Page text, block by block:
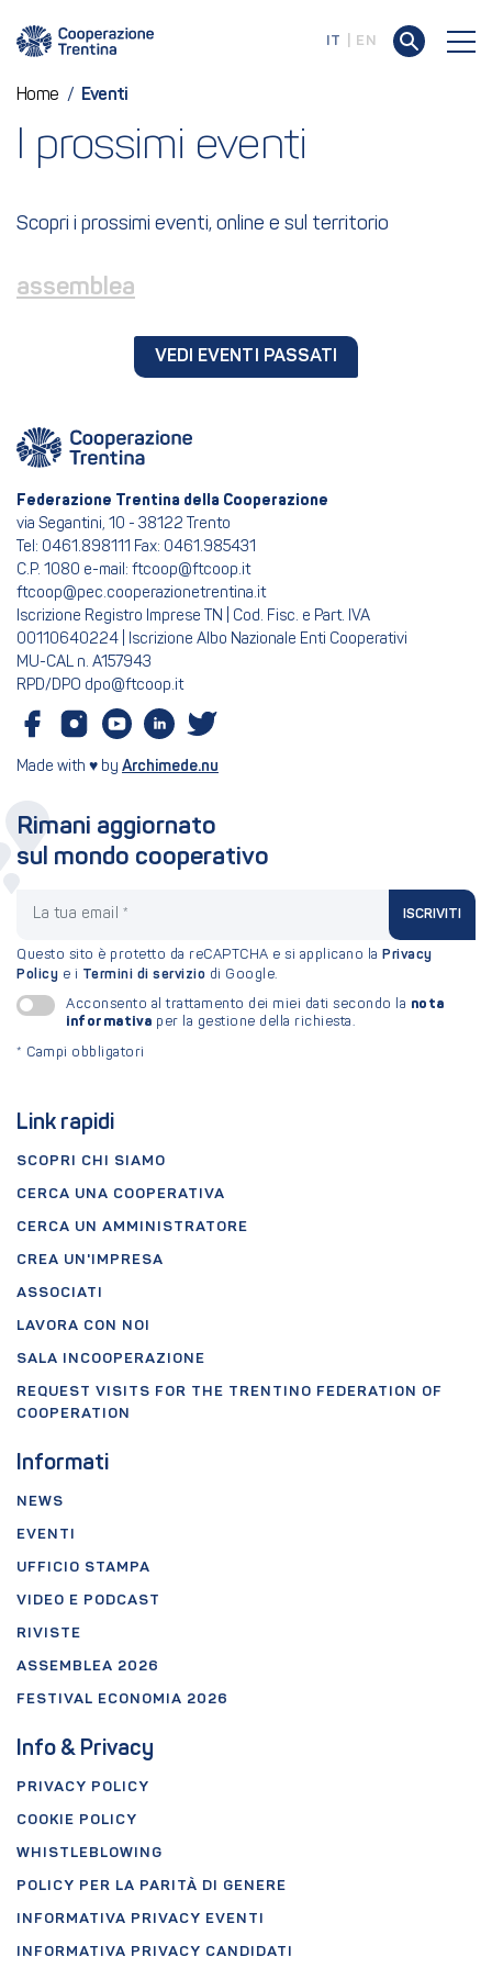
IT EN
Home / Eventi
I prossimi eventi
Scopri i prossimi eventi, online e sul territorio
assemblea
VEDI EVENTI PASSATI
Federazione Trentina della Cooperazione
via Segantini, 10 - 38122 Trento
Tel: 0461.898111 Fax: 0461.985431
C.P. 1080 e-mail: ftcoop@ftcoop.it
ftcoop@pec.cooperazionetrentina.it
Iscrizione Registro Imprese TN | Cod. Fisc. e Part. IVA
00110640224 | Iscrizione Albo Nazionale Enti Cooperativi
MU-CAL n. A157943
RPD/DPO dpo@ftcoop.it
Made with ♥ by Archimede.nu
Link rapidi
SCOPRI CHI SIAMO
CERCA UNA COOPERATIVA
CERCA UN AMMINISTRATORE
CREA UN'IMPRESA
ASSOCIATI
LAVORA CON NOI
SALA INCOOPERAZIONE
REQUEST VISITS FOR THE TRENTINO FEDERATION OF
COOPERATION
Informati
NEWS
EVENTI
UFFICIO STAMPA
VIDEO E PODCAST
RIVISTE
ASSEMBLEA 2026
FESTIVAL ECONOMIA 2026
Info & Privacy
PRIVACY POLICY
COOKIE POLICY
WHISTLEBLOWING
POLICY PER LA PARITÀ DI GENERE
INFORMATIVA PRIVACY EVENTI
INFORMATIVA PRIVACY CANDIDATI
Rimani aggiornato
sul mondo cooperativo
ISCRIVITI
Questo sito è protetto da reCAPTCHA e si applicano la Privacy
Policy e i Termini di servizio di Google.
Acconsento al trattamento dei miei dati secondo la nota
informativa per la gestione della richiesta.
* Campi obbligatori